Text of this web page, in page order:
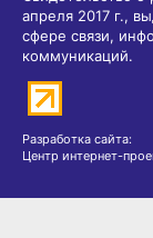
апреля 2017 г.,
сфере связи,
коммуникаций.
Разработка сайта:
Центр интернет-